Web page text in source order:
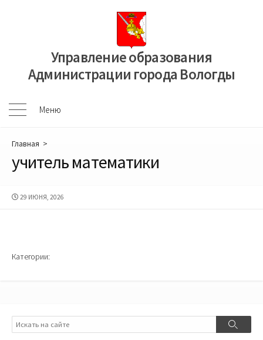
Управление образования
Администрации города Вологды
Меню
Меню
Главная >
учитель математики
ДАТА
29 ИЮНЯ, 2026
Категории:
Поиск
Поиск